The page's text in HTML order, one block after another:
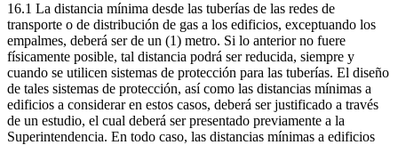
16.1 La distancia mínima desde las tuberías de las redes de
transporte o de distribución de gas a los edificios, exceptuando los
empalmes, deberá ser de un (1) metro. Si lo anterior no fuere
físicamente posible, tal distancia podrá ser reducida, siempre y
cuando se utilicen sistemas de protección para las tuberías. El diseño
de tales sistemas de protección, así como las distancias mínimas a
edificios a considerar en estos casos, deberá ser justificado a través
de un estudio, el cual deberá ser presentado previamente a la
Superintendencia. En todo caso, las distancias mínimas a edificios